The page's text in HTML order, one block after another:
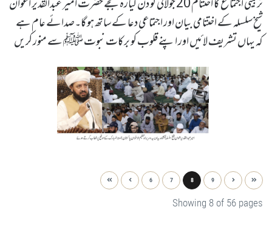
شیخ سلسلہ کے اختتامی بیان اور اجتماعی دعا کے ساتھ ہو گا۔صدائے عام ہے
کہ یہاں تشریف لائیں اور اپنے قلوب کو برکات نبوت ﷺ سے منور کریں
6 7 8 9
Showing 8 of 56 pages